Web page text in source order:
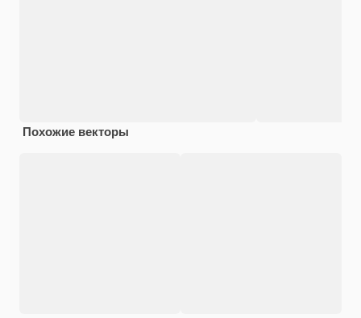
Похожие векторы